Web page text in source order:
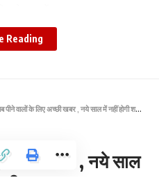
Reading
पीने वालों के लिए अच्छी खबर , नये साल में नहीं होगी शराब की कमी
अच्छी खबर , नये साल